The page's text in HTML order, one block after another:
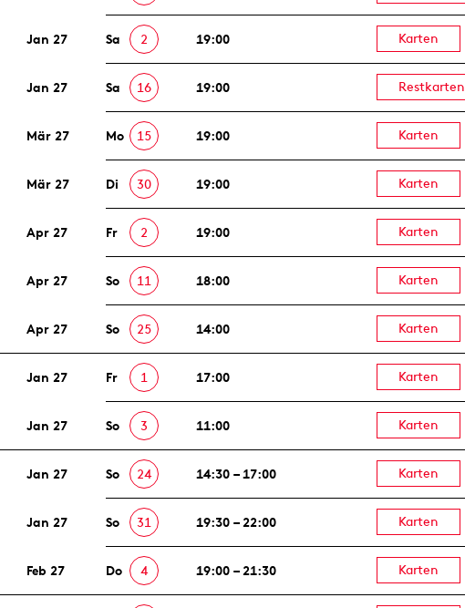
Jan 27 Sa 2 19:00 Karten
Jan 27 Sa 16 19:00 Restkarten
Mär 27 Mo 15 19:00 Karten
Mär 27 Di 30 19:00 Karten
Apr 27 Fr 2 19:00 Karten
Apr 27 So 11 18:00 Karten
Apr 27 So 25 14:00 Karten
Jan 27 Fr 1 17:00 Karten
Jan 27 So 3 11:00 Karten
Jan 27 So 24 14:30 – 17:00 Karten
Jan 27 So 31 19:30 – 22:00 Karten
Feb 27 Do 4 19:00 – 21:30 Karten